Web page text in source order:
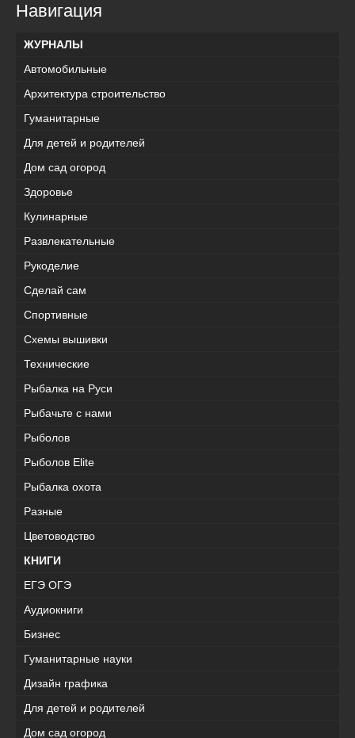
Навигация
ЖУРНАЛЫ
Автомобильные
Архитектура строительство
Гуманитарные
Для детей и родителей
Дом сад огород
Здоровье
Кулинарные
Развлекательные
Рукоделие
Сделай сам
Спортивные
Схемы вышивки
Технические
Рыбалка на Руси
Рыбачьте с нами
Рыболов
Рыболов Elite
Рыбалка охота
Разные
Цветоводство
КНИГИ
ЕГЭ ОГЭ
Аудиокниги
Бизнес
Гуманитарные науки
Дизайн графика
Для детей и родителей
Дом сад огород